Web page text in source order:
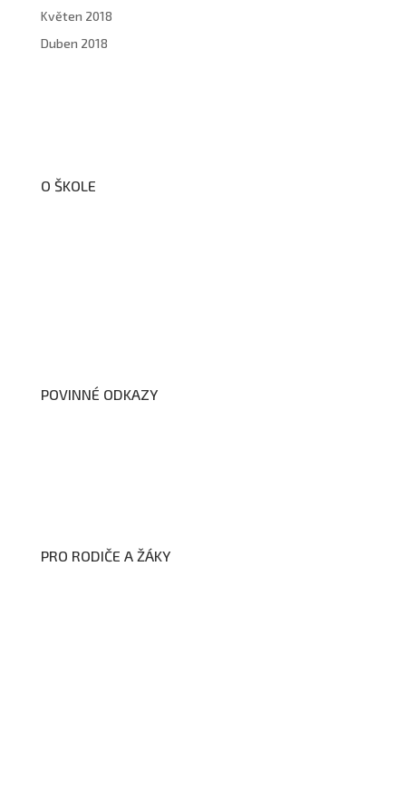
Květen 2018
Duben 2018
O ŠKOLE
POVINNÉ ODKAZY
PRO RODIČE A ŽÁKY